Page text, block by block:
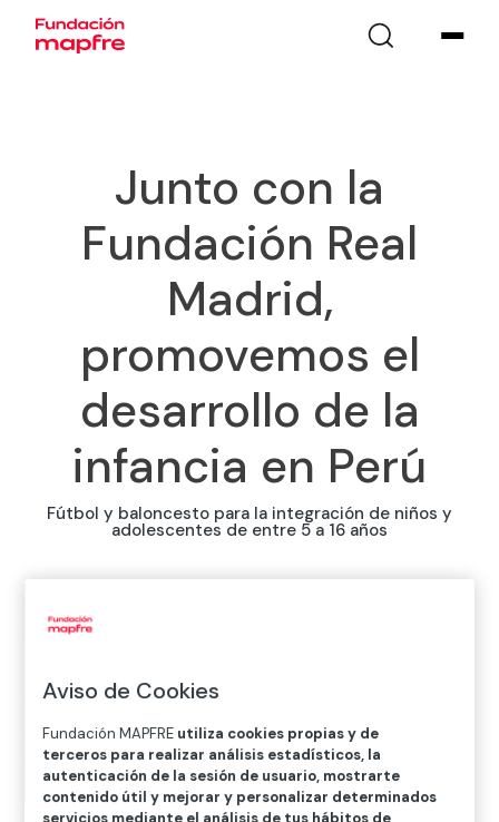
Junto con la
Fundación Real
Madrid,
promovemos el
desarrollo de la
infancia en Perú
Fútbol y baloncesto para la integración de niños y
adolescentes de entre 5 a 16 años
Aviso de Cookies
Fundación MAPFRE utiliza cookies propias y de
terceros para realizar análisis estadísticos, la
autenticación de la sesión de usuario, mostrarte
contenido útil y mejorar y personalizar determinados